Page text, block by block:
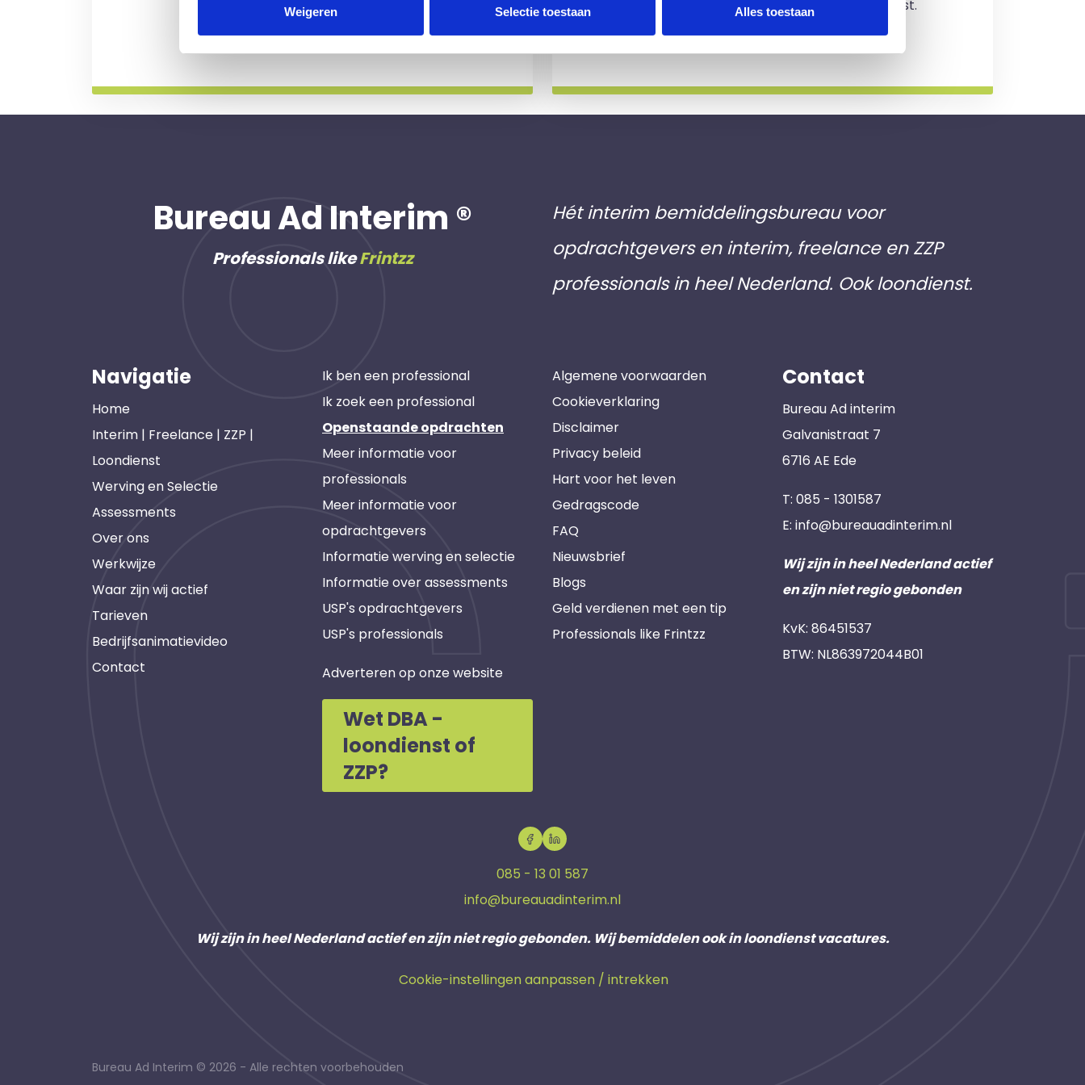
Weigeren Selectie toestaan Alles toestaan
professional voor u aan de slag gaat.
aan inschrijving en je zit nergens aan vast.
Bureau Ad Interim ®
Professionals likeFrintzz
Hét interim bemiddelingsbureau voor
opdrachtgevers en interim, freelance en ZZP
professionals in heel Nederland. Ook loondienst.
Navigatie
Home
Interim | Freelance | ZZP |
Loondienst
Werving en Selectie
Assessments
Over ons
Werkwijze
Waar zijn wij actief
Tarieven
Bedrijfsanimatievideo
Contact
Ik ben een professional
Ik zoek een professional
Openstaande opdrachten
Meer informatie voor
professionals
Meer informatie voor
opdrachtgevers
Informatie werving en selectie
Informatie over assessments
USP's opdrachtgevers
USP's professionals
Adverteren op onze website
Wet DBA -
loondienst of
ZZP?
Algemene voorwaarden
Cookieverklaring
Disclaimer
Privacy beleid
Hart voor het leven
Gedragscode
FAQ
Nieuwsbrief
Blogs
Geld verdienen met een tip
Professionals like Frintzz
Contact
Bureau Ad interim
Galvanistraat 7
6716 AE Ede
T: 085 - 1301587
E: info@bureauadinterim.nl
Wij zijn in heel Nederland actief
en zijn niet regio gebonden
KvK: 86451537
BTW: NL863972044B01
085 - 13 01 587
info@bureauadinterim.nl
Wij zijn in heel Nederland actief en zijn niet regio gebonden. Wij bemiddelen ook in loondienst vacatures.
Cookie-instellingen aanpassen / intrekken
Bureau Ad Interim © 2026 - Alle rechten voorbehouden